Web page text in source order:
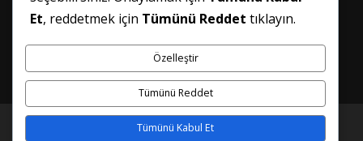
Et, reddetmek için Tümünü Reddet tıklayın.
Özelleştir
Tümünü Reddet
Tümünü Kabul Et